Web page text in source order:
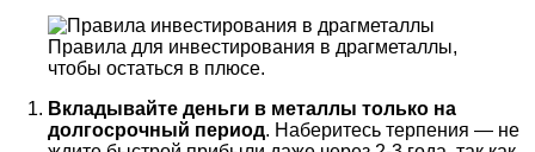
Правила для инвестирования в драгметаллы,
чтобы остаться в плюсе.
Вкладывайте деньги в металлы только на
долгосрочный период. Наберитесь терпения — не